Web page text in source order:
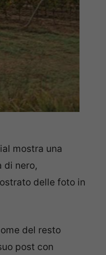
mostra una
di nero,
delle foto in
del resto
post con